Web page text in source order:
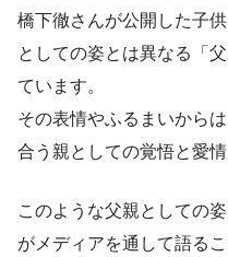
橋下徹さんが公開した子
としての姿とは異なる「
ています。
その表情やふるまいから
合う親としての覚悟と愛
このような父親としての
がメディアを通して語る